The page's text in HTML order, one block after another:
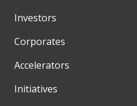
Investors
Corporates
Accelerators
Initiatives